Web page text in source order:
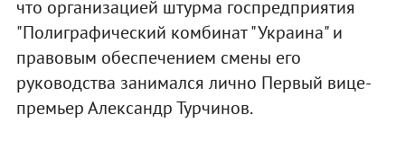
что организацией штурма госпредприятия
"Полиграфический комбинат "Украина" и
правовым обеспечением смены его
руководства занимался лично Первый вице-
премьер Александр Турчинов.